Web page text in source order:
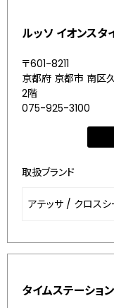
ルッソ イオンス
〒601-8211
京都府 京都市 南区
2階
075-925-3100
取扱ブランド
アテッサ / クロスシ
タイムステーショ